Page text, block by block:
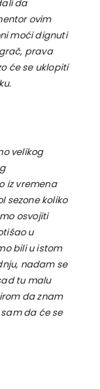
da
ovim
moći dignuti
prava
će se uklopiti
velikog
iz vremena
sezone koliko
osvojiti
u
bili u istom
nadam se
tu malu
da znam
da će se